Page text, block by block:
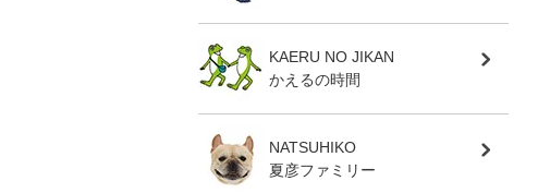
KAERU NO JIKAN
かえるの時間
NATSUHIKO
夏彦ファミリー